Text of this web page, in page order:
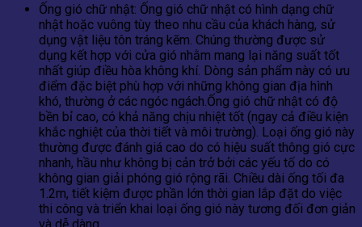
Ống gió chữ nhật: Ống gió chữ nhật có hình dạng chữ
nhật hoặc vuông tùy theo nhu cầu của khách hàng, sử
dụng vật liệu tôn tráng kẽm. Chúng thường được sử
dụng kết hợp với cửa gió nhằm mang lại năng suất tốt
nhất giúp điều hòa không khí. Dòng sản phẩm này có ưu
điểm đặc biệt phù hợp với những không gian địa hình
khó, thường ở các ngóc ngách.Ống gió chữ nhật có độ
bền bỉ cao, có khả năng chịu nhiệt tốt (ngay cả điều kiện
khắc nghiệt của thời tiết và môi trường). Loại ống gió này
thường được đánh giá cao do có hiệu suất thông gió cực
nhanh, hầu như không bị cản trở bởi các yếu tố do có
không gian giải phóng gió rộng rãi. Chiều dài ống tối đa
1.2m, tiết kiệm được phần lớn thời gian lắp đặt do việc
thi công và triển khai loại ống gió này tương đối đơn giản